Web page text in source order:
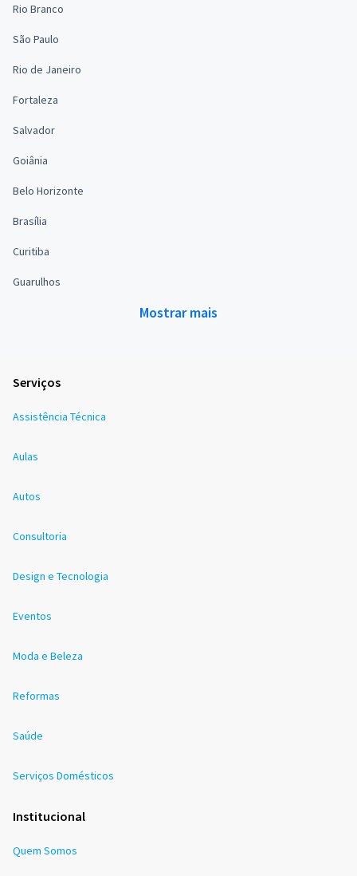
Rio Branco
São Paulo
Rio de Janeiro
Fortaleza
Salvador
Goiânia
Belo Horizonte
Brasília
Curitiba
Guarulhos
Mostrar mais
Serviços
Assistência Técnica
Aulas
Autos
Consultoria
Design e Tecnologia
Eventos
Moda e Beleza
Reformas
Saúde
Serviços Domésticos
Institucional
Quem Somos